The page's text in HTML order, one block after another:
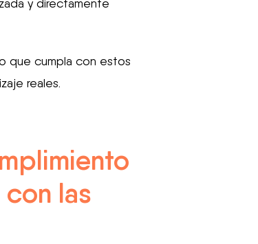
y directamente
que cumpla con estos
reales.
las